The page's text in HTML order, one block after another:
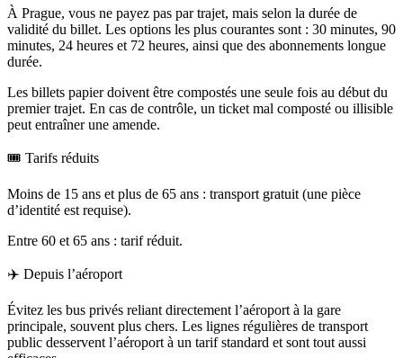
À Prague, vous ne payez pas par trajet, mais selon la durée de
validité du billet. Les options les plus courantes sont : 30 minutes, 90
minutes, 24 heures et 72 heures, ainsi que des abonnements longue
durée.
Les billets papier doivent être compostés une seule fois au début du
premier trajet. En cas de contrôle, un ticket mal composté ou illisible
peut entraîner une amende.
🎟 Tarifs réduits
Moins de 15 ans et plus de 65 ans : transport gratuit (une pièce
d’identité est requise).
Entre 60 et 65 ans : tarif réduit.
✈️ Depuis l’aéroport
Évitez les bus privés reliant directement l’aéroport à la gare
principale, souvent plus chers. Les lignes régulières de transport
public desservent l’aéroport à un tarif standard et sont tout aussi